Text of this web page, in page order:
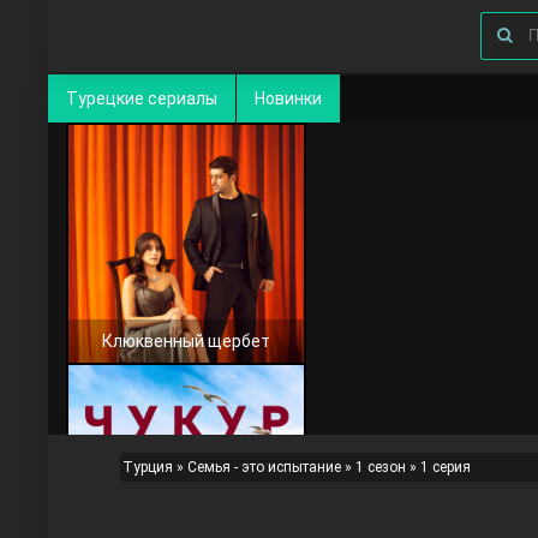
Турецкие сериалы Новинки
Клюквенный щербет
Турция » Семья - это испытание » 1 сезон » 1 серия